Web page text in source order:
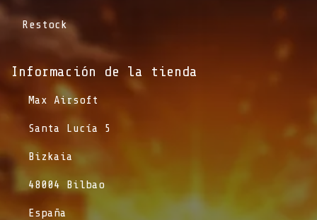
Restock
Información de la tienda​
​Max Airsoft
​Santa Lucía 5
​Bizkaia
​48004 Bilbao
​España